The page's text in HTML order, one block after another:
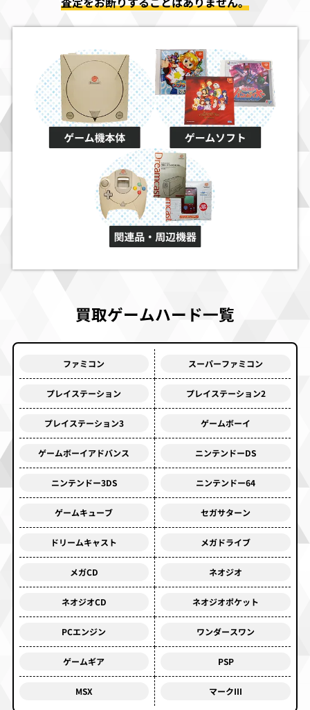
買取ゲームハード一覧
ファミコン スーパーファミコン
プレイステーション プレイステーション2
プレイステーション3 ゲームボーイ
ゲームボーイアドバンス ニンテンドーDS
ニンテンドー3DS ニンテンドー64
ゲームキューブ セガサターン
ドリームキャスト メガドライブ
メガCD ネオジオ
ネオジオCD ネオジオポケット
PCエンジン ワンダースワン
ゲームギア PSP
MSX マークⅢ